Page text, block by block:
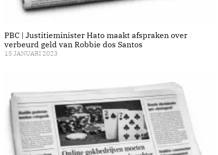
PBC | Justitieminister Hato maakt afspraken over
verbeurd geld van Robbie dos Santos
15 JANUARI 2023